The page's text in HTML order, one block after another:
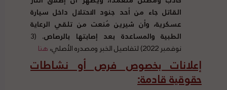
القاتل جاء من أحد جنود الاحتلال داخل سيارة
عسكرية، وأن شيرين مُنعت من تلقي الرعاية
الطبية والمساعدة بعد إصابتها بالرصاص.
(3
نوفمبر 2022) لتفاصيل الخبر ومصدره الأصلي،
هنا
إعلانات بخصوص فرص أو نشاطات
حقوقية قادمة: